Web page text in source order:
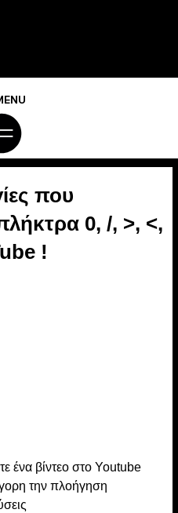
που
0, /, >, <,
!
ένα βίντεο στο Youtube
την πλοήγηση